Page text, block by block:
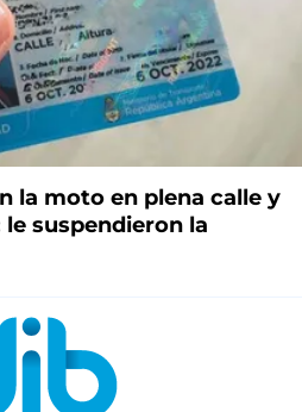
la moto en plena calle y
le suspendieron la